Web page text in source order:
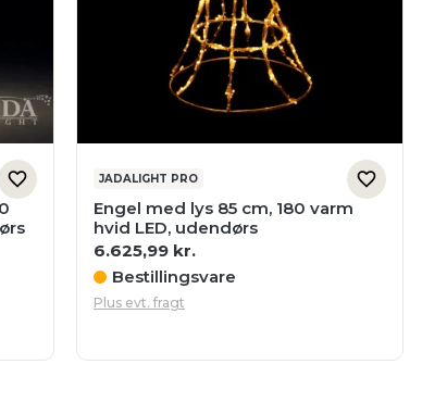
JADALIGHT PRO
Engel med lys 85 cm, 180 varm
hvid LED, udendørs
6.625,99 kr.
Bestillingsvare
Plus evt. fragt